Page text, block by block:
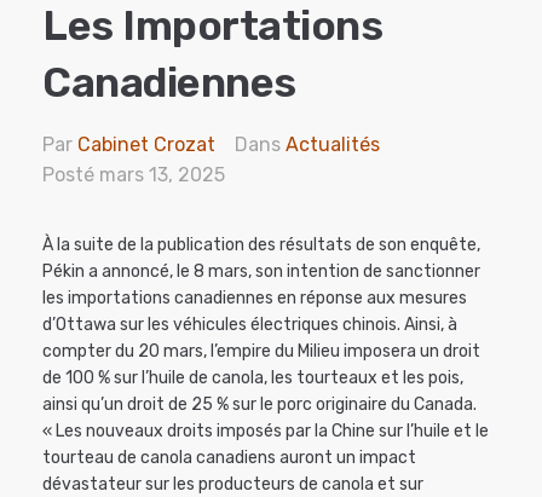
Les Importations
Canadiennes
Par Cabinet Crozat Dans Actualités
Posté mars 13, 2025
À la suite de la publication des résultats de son enquête,
Pékin a annoncé, le 8 mars, son intention de sanctionner
les importations canadiennes en réponse aux mesures
d’Ottawa sur les véhicules électriques chinois. Ainsi, à
compter du 20 mars, l’empire du Milieu imposera un droit
de 100 % sur l’huile de canola, les tourteaux et les pois,
ainsi qu’un droit de 25 % sur le porc originaire du Canada.
« Les nouveaux droits imposés par la Chine sur l’huile et le
tourteau de canola canadiens auront un impact
dévastateur sur les producteurs de canola et sur